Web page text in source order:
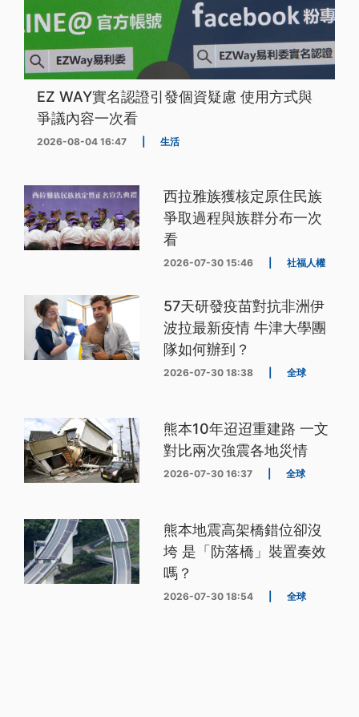
EZ WAY實名認證引發個資疑慮 使用方式與
爭議內容一次看
2026-08-04 16:47 生活
西拉雅族獲核定原住民族
爭取過程與族群分布一次
看
2026-07-30 15:46 社福人權
57天研發疫苗對抗非洲伊
波拉最新疫情 牛津大學團
隊如何辦到？
2026-07-30 18:38 全球
熊本10年迢迢重建路 一文
對比兩次強震各地災情
2026-07-30 16:37 全球
熊本地震高架橋錯位卻沒
垮 是「防落橋」裝置奏效
嗎？
2026-07-30 18:54 全球